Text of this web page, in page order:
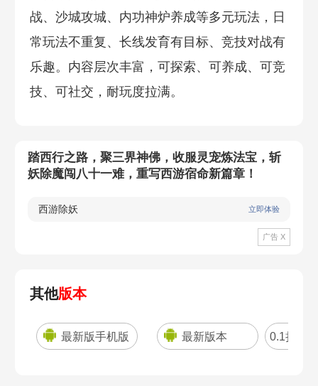
战、沙城攻城、内功神炉养成等多元玩法，日
常玩法不重复、长线发育有目标、竞技对战有
乐趣。内容层次丰富，可探索、可养成、可竞
技、可社交，耐玩度拉满。
踏西行之路，聚三界神佛，收服灵宠炼法宝，斩
妖除魔闯八十一难，重写西游宿命新篇章！
西游除妖 立即体验
广告 X
其他版本
最新版手机版 最新版本 0.1折